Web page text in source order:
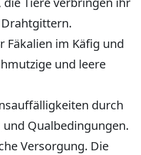
Fäkalien im Käfig und
und leere
durch
Qualbedingungen.
Versorgung. Die